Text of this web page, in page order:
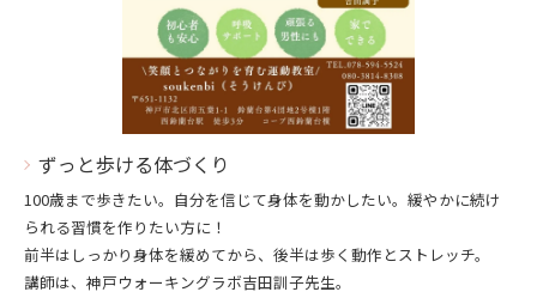
ずっと歩ける体づくり
100歳まで歩きたい。自分を信じて身体を動かしたい。緩やかに続け
られる習慣を作りたい方に！
前半はしっかり身体を緩めてから、後半は歩く動作とストレッチ。
講師は、神戸ウォーキングラボ吉田訓子先生。